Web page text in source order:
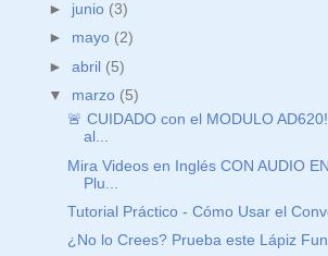
► junio (3)
► mayo (2)
►abril (5)
▼ marzo (5)
🚨 CUIDADO con el MODULO
al...
Mira Videos en Inglés CON AUDIO
Plu...
Tutorial Práctico - Cómo Usar el
¿No lo Crees? Prueba este Lápiz